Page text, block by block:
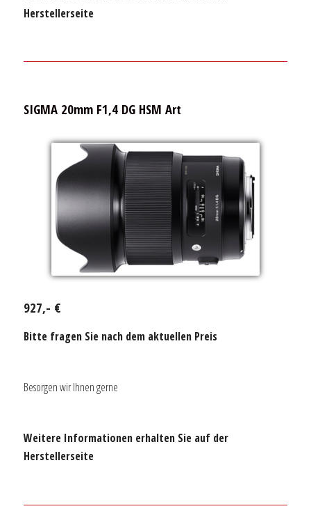
Herstellerseite
SIGMA 20mm F1,4 DG HSM Art
927,- €
Bitte fragen Sie nach dem aktuellen Preis
Besorgen wir Ihnen gerne
Weitere Informationen erhalten Sie auf der
Herstellerseite